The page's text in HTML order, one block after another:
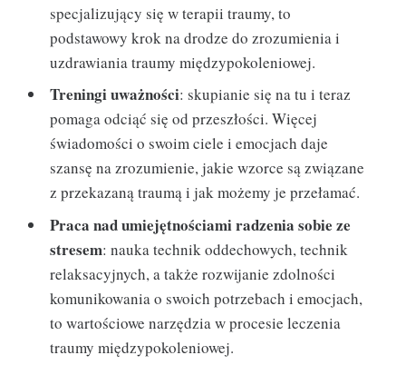
specjalizujący się w terapii traumy, to
podstawowy krok na drodze do zrozumienia i
uzdrawiania traumy międzypokoleniowej.
Treningi uważności: skupianie się na tu i teraz
pomaga odciąć się od przeszłości. Więcej
świadomości o swoim ciele i emocjach daje
szansę na zrozumienie, jakie wzorce są związane
z przekazaną traumą i jak możemy je przełamać.
Praca nad umiejętnościami radzenia sobie ze
stresem: nauka technik oddechowych, technik
relaksacyjnych, a także rozwijanie zdolności
komunikowania o swoich potrzebach i emocjach,
to wartościowe narzędzia w procesie leczenia
traumy międzypokoleniowej.